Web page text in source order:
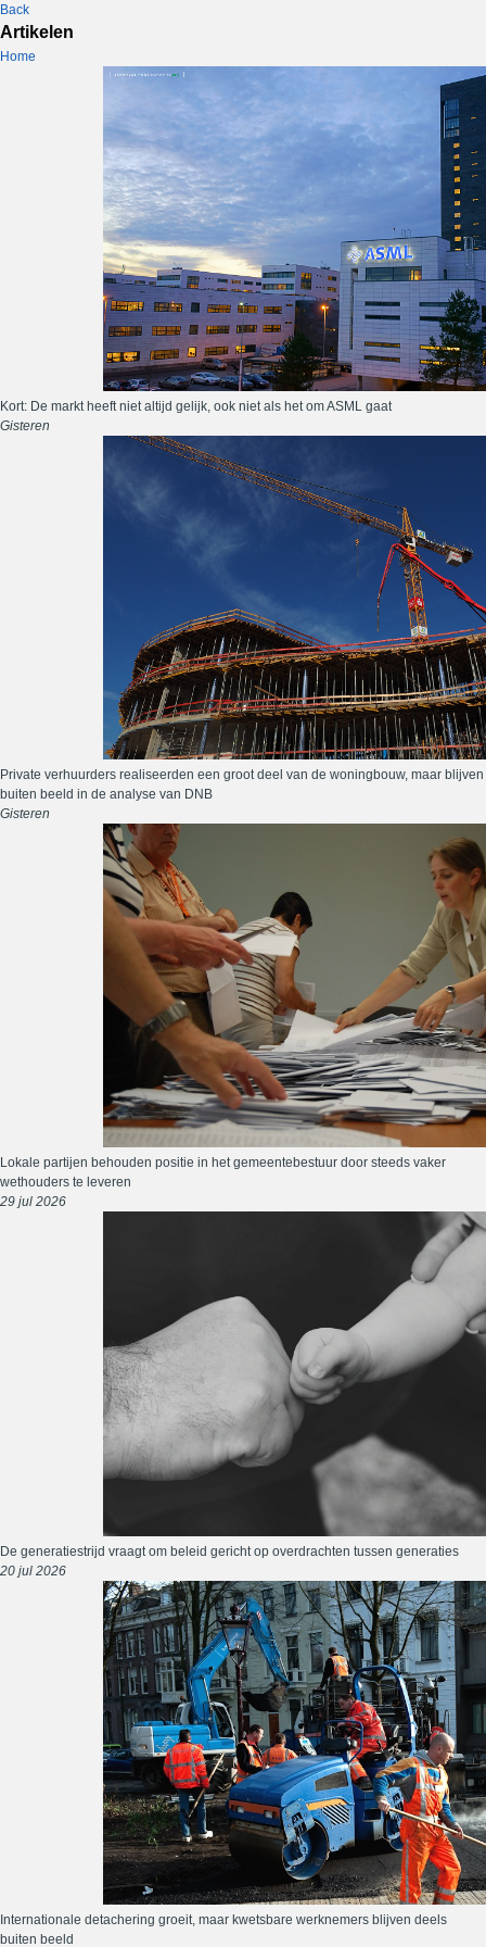
Back
Artikelen
Home
Kort: De markt heeft niet altijd gelijk, ook niet als het om ASML gaat
Gisteren
Private verhuurders realiseerden een groot deel van de woningbouw, maar blijven
buiten beeld in de analyse van DNB
Gisteren
Lokale partijen behouden positie in het gemeentebestuur door steeds vaker
wethouders te leveren
29 jul 2026
De generatiestrijd vraagt om beleid gericht op overdrachten tussen generaties
20 jul 2026
Internationale detachering groeit, maar kwetsbare werknemers blijven deels
buiten beeld